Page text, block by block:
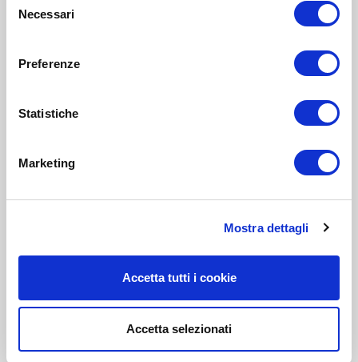
delNecessari
Preferenze
Statistiche
Marketing
Mostra dettagli
Accetta tutti i cookie
Accetta selezionati